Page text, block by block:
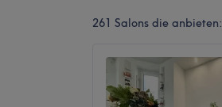
261 Salons die anbieten: